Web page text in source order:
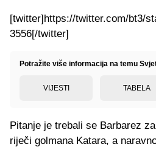
[twitter]https://twitter.com/bt3/
3556[/twitter]
Potražite više informacija na temu
VIJESTI TABELA
Pitanje je trebali se Barbarez
riječi golmana Katara, a